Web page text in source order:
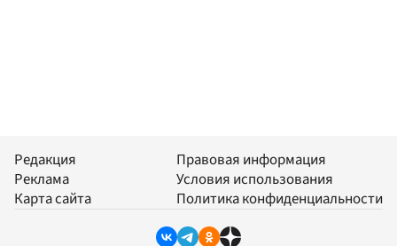
Редакция
Реклама
Карта сайта
Правовая информация
Условия использования
Политика конфиденциальности